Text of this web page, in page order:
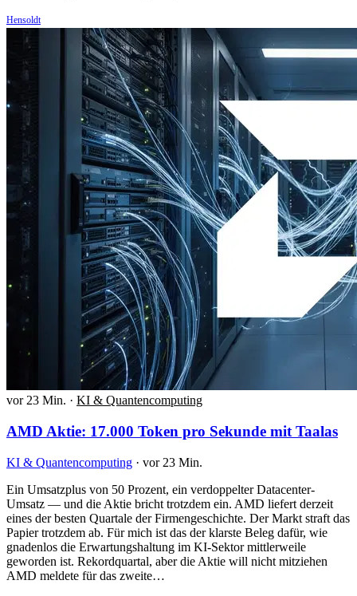
Hensoldt
vor 23 Min. · KI & Quantencomputing
AMD Aktie: 17.000 Token pro Sekunde mit Taalas
KI & Quantencomputing · vor 23 Min.
Ein Umsatzplus von 50 Prozent, ein verdoppelter Datacenter-
Umsatz — und die Aktie bricht trotzdem ein. AMD liefert derzeit
eines der besten Quartale der Firmengeschichte. Der Markt straft das
Papier trotzdem ab. Für mich ist das der klarste Beleg dafür, wie
gnadenlos die Erwartungshaltung im KI-Sektor mittlerweile
geworden ist. Rekordquartal, aber die Aktie will nicht mitziehen
AMD meldete für das zweite…